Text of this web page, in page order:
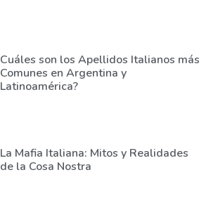
Cuáles son los Apellidos Italianos más
Comunes en Argentina y
Latinoamérica?
La Mafia Italiana: Mitos y Realidades
de la Cosa Nostra